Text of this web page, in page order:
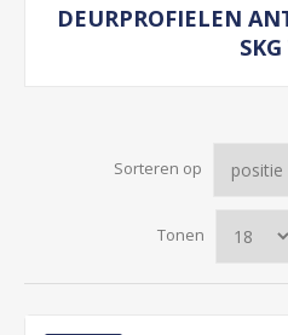
DEURPROFIELEN
Sorteren op
Tonen